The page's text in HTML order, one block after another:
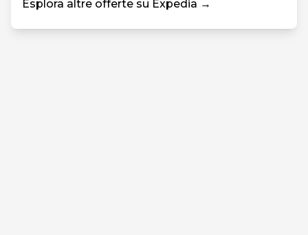
Esplora altre offerte su Expedia →